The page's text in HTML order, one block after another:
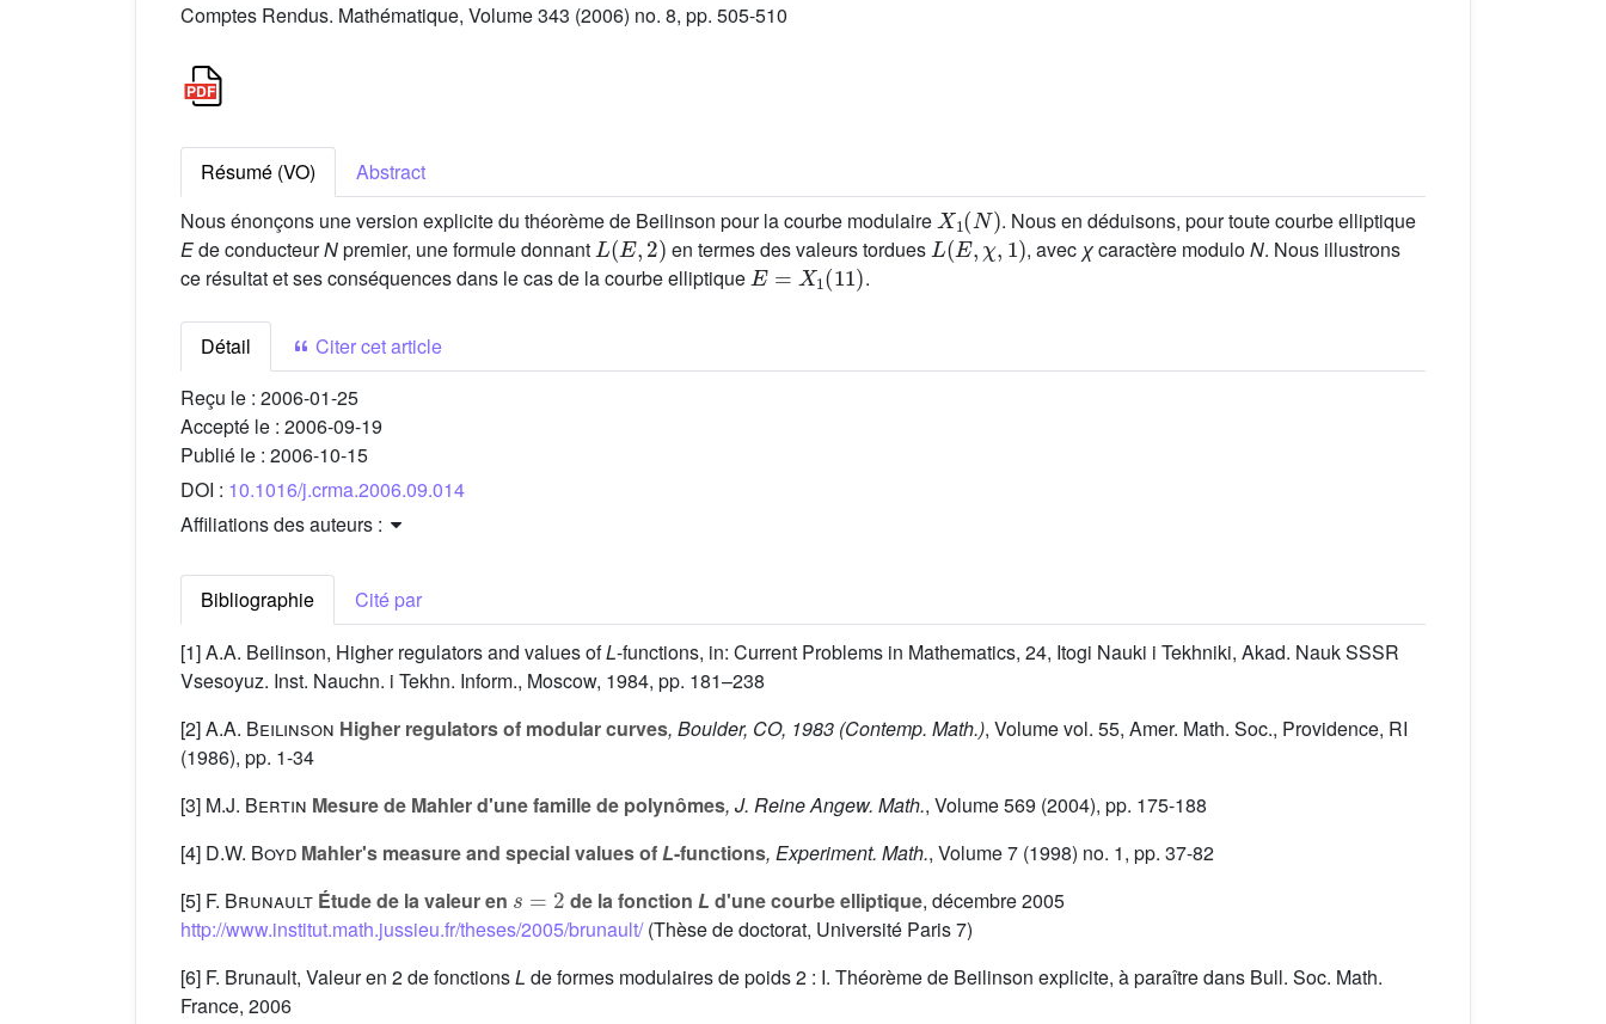
Comptes Rendus. Mathématique, Volume 343 (2006) no. 8, pp. 505-510
Résumé (VO)
Abstract
Nous énonçons une version explicite du théorème de Beilinson pour la courbe modulaire
X1(N)
. Nous en déduisons, pour toute courbe elliptique
Ede conducteurNpremier, une formule donnant
L(E2)
en termes des valeurs tordues
L(E,χ,1 )
, avec χcaractère moduloN. Nous illustrons
ce résultat et ses conséquences dans le cas de la courbe elliptique
E=X1(11)
.
Détail
Citer cet article
Reçu le : 2006-01-25
Accepté le : 2006-09-19
Publié le : 2006-10-15
DOI : 10.1016/j.crma.2006.09.014
Affiliations des auteurs :
Bibliographie
Cité par
[1] A.A. Beilinson, Higher regulators and values ofL-functions, in: Current Problems in Mathematics, 24, Itogi Nauki i Tekhniki, Akad. Nauk SSSR
Vsesoyuz. Inst. Nauchn. i Tekhn. Inform., Moscow, 1984, pp. 181–238
[2]A.A. Beilinson Higher regulators of modular curves, Boulder, CO, 1983 (Contemp. Math.), Volume vol. 55, Amer. Math. Soc., Providence, RI
(1986), pp. 1-34
[3] M.J. Bertin Mesure de Mahler d'une famille de polynômes, J. Reine Angew. Math., Volume 569 (2004), pp. 175-188
[4] D.W. Boyd Mahler's measure and special values ofL-functions, Experiment. Math., Volume 7 (1998) no. 1, pp. 37-82
[5] F. Brunault Étude de la valeur en de la fonction L d'une courbe elliptique, décembre 2005
http://www.institut.math.jussieu.fr/theses/2005/brunault/(Thèse de doctorat, Université Paris 7)
[6] F. Brunault, Valeur en 2 de fonctionsL de formes modulaires de poids 2 : I. Théorème de Beilinson explicite, à paraître dans Bull. Soc. Math.
France, 2006